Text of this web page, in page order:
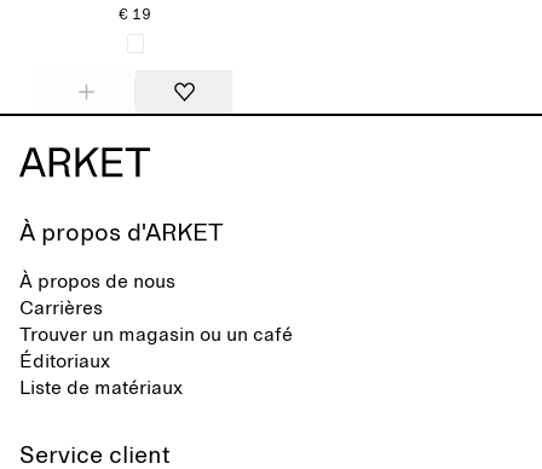
€ 19
À propos d'ARKET
À propos de nous
Carrières
Trouver un magasin ou un café
Éditoriaux
Liste de matériaux
Service client